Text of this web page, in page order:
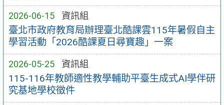
2026-06-15 資訊組
臺北市政府教育局辦理臺北酷課雲115年暑假自主
學習活動「2026酷課夏日尋寶趣」一案
2026-05-25 資訊組
115-116年教師適性教學輔助平臺生成式AI學伴研
究基地學校徵件